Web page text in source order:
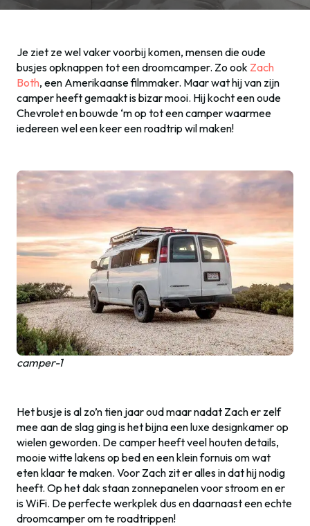
Je ziet ze wel vaker voorbij komen, mensen die oude
busjes opknappen tot een droomcamper. Zo ook Zach
Both, een Amerikaanse filmmaker. Maar wat hij van zijn
camper heeft gemaakt is bizar mooi. Hij kocht een oude
Chevrolet en bouwde ‘m op tot een camper waarmee
iedereen wel een keer een roadtrip wil maken!
camper-1
Het busje is al zo’n tien jaar oud maar nadat Zach er zelf
mee aan de slag ging is het bijna een luxe designkamer op
wielen geworden. De camper heeft veel houten details,
mooie witte lakens op bed en een klein fornuis om wat
eten klaar te maken. Voor Zach zit er alles in dat hij nodig
heeft. Op het dak staan zonnepanelen voor stroom en er
is WiFi. De perfecte werkplek dus en daarnaast een echte
droomcamper om te roadtrippen!